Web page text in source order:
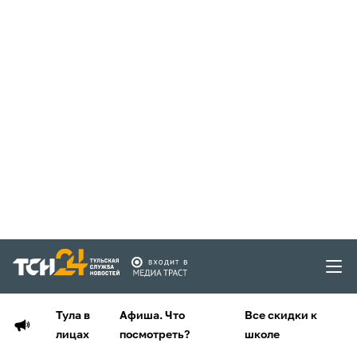
Тула в
лицах
Афиша. Что
посмотреть?
Все скидки к
школе